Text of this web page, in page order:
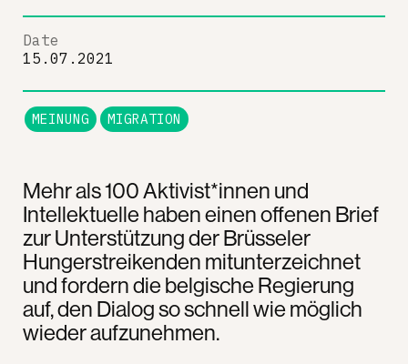
Mehr als 100 Aktivist*innen und
Intellektuelle haben einen offenen Brief
zur Unterstützung der Brüsseler
Hungerstreikenden mitunterzeichnet
und fordern die belgische Regierung
auf, den Dialog so schnell wie möglich
wieder aufzunehmen.
Date
15.07.2021
MEINUNG MIGRATION